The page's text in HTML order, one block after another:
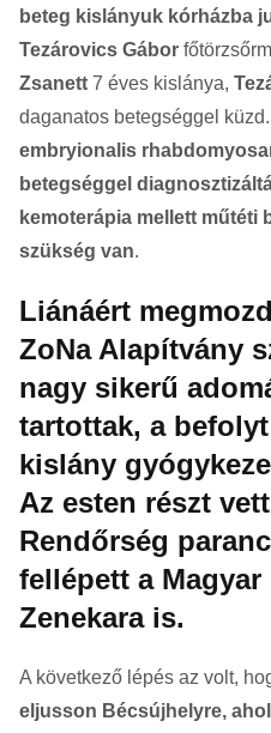
beteg kislányuk kórházba
Tezárovics Gábor
Zsanett 7 éves kislánya,
daganatos betegséggel
embryionalis
betegséggel
kemoterápia mellett műtéti
szükség van.
Liánáért
ZoNa Alapítvány
nagy sikerű
tartottak, a
kislány
Az esten részt
Rendőrség
fellépett a Magyar
Zenekara is.
A következő lépés az volt,
eljusson Bécsújhelyre,